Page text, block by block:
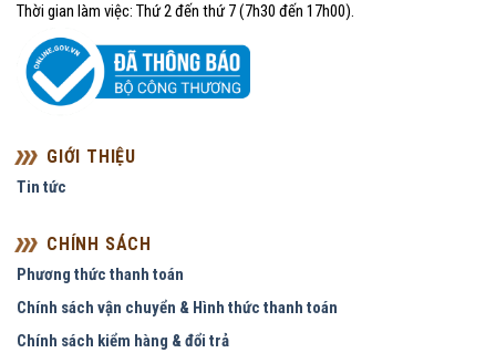
Thời gian làm việc: Thứ 2 đến thứ 7 (7h30 đến 17h00).
GIỚI THIỆU
Tin tức
CHÍNH SÁCH
Phương thức thanh toán
Chính sách vận chuyển & Hình thức thanh toán
Chính sách kiểm hàng & đổi trả